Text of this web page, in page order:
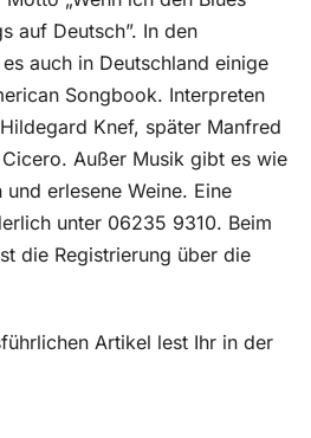
auf Deutsch”. In den
auch in Deutschland einige
Songbook. Interpreten
Knef, später Manfred
Außer Musik gibt es wie
erlesene Weine. Eine
unter 06235 9310. Beim
die Registrierung über die
Artikel lest Ihr in der